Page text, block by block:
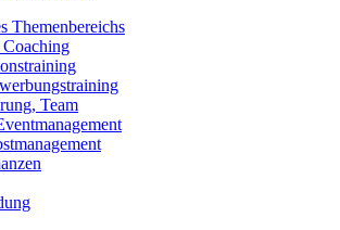
Themenbereichs
Team